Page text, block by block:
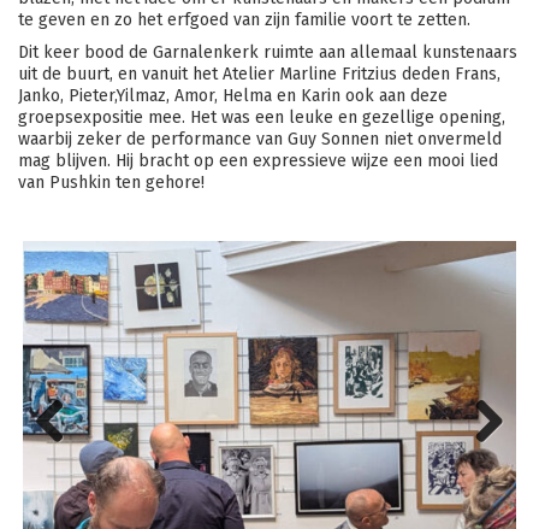
te geven en zo het erfgoed van zijn familie voort te zetten.
Dit keer bood de Garnalenkerk ruimte aan allemaal kunstenaars
uit de buurt, en vanuit het Atelier Marline Fritzius deden Frans,
Janko, Pieter,Yilmaz, Amor, Helma en Karin ook aan deze
groepsexpositie mee. Het was een leuke en gezellige opening,
waarbij zeker de performance van Guy Sonnen niet onvermeld
mag blijven. Hij bracht op een expressieve wijze een mooi lied
van Pushkin ten gehore!
Previous Next